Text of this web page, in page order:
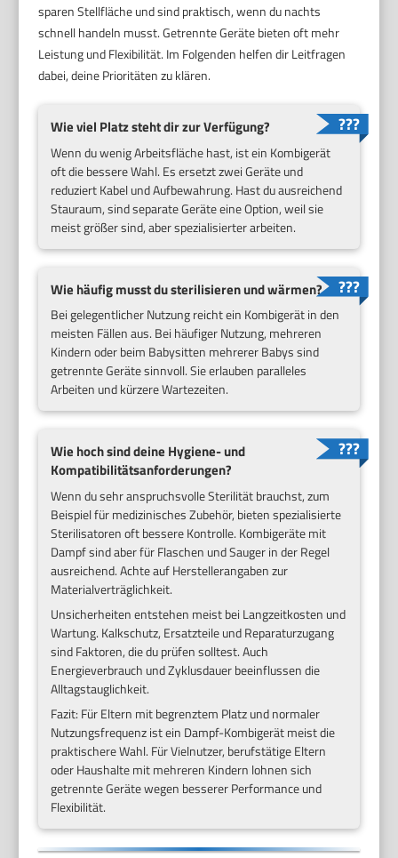
sparen Stellfläche und sind praktisch, wenn du nachts
schnell handeln musst. Getrennte Geräte bieten oft mehr
Leistung und Flexibilität. Im Folgenden helfen dir Leitfragen
dabei, deine Prioritäten zu klären.
Wie viel Platz steht dir zur Verfügung?
Wenn du wenig Arbeitsfläche hast, ist ein Kombigerät
oft die bessere Wahl. Es ersetzt zwei Geräte und
reduziert Kabel und Aufbewahrung. Hast du ausreichend
Stauraum, sind separate Geräte eine Option, weil sie
meist größer sind, aber spezialisierter arbeiten.
Wie häufig musst du sterilisieren und wärmen?
Bei gelegentlicher Nutzung reicht ein Kombigerät in den
meisten Fällen aus. Bei häufiger Nutzung, mehreren
Kindern oder beim Babysitten mehrerer Babys sind
getrennte Geräte sinnvoll. Sie erlauben paralleles
Arbeiten und kürzere Wartezeiten.
Wie hoch sind deine Hygiene- und
Kompatibilitätsanforderungen?
Wenn du sehr anspruchsvolle Sterilität brauchst, zum
Beispiel für medizinisches Zubehör, bieten spezialisierte
Sterilisatoren oft bessere Kontrolle. Kombigeräte mit
Dampf sind aber für Flaschen und Sauger in der Regel
ausreichend. Achte auf Herstellerangaben zur
Materialverträglichkeit.
Unsicherheiten entstehen meist bei Langzeitkosten und
Wartung. Kalkschutz, Ersatzteile und Reparaturzugang
sind Faktoren, die du prüfen solltest. Auch
Energieverbrauch und Zyklusdauer beeinflussen die
Alltagstauglichkeit.
Fazit: Für Eltern mit begrenztem Platz und normaler
Nutzungsfrequenz ist ein Dampf-Kombigerät meist die
praktischere Wahl. Für Vielnutzer, berufstätige Eltern
oder Haushalte mit mehreren Kindern lohnen sich
getrennte Geräte wegen besserer Performance und
Flexibilität.